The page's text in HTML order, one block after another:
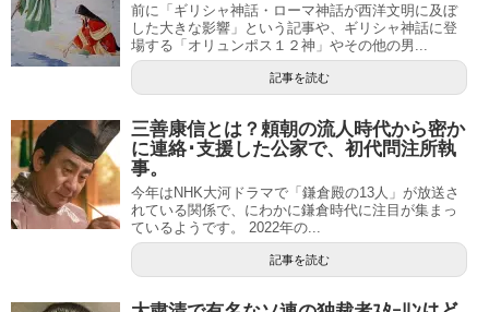
前に「ギリシャ神話・ローマ神話が西洋文明に及ぼ
した大きな影響」という記事や、ギリシャ神話に登
場する「オリュンポス１２神」やその他の男...
記事を読む
三善康信とは？頼朝の流人時代から密か
に連絡･支援した公家で、初代問注所執
事。
今年はNHK大河ドラマで「鎌倉殿の13人」が放送さ
れている関係で、にわかに鎌倉時代に注目が集まっ
ているようです。 2022年の...
記事を読む